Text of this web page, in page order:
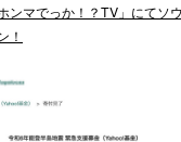
ンマでっか！？TV」にてソ
！